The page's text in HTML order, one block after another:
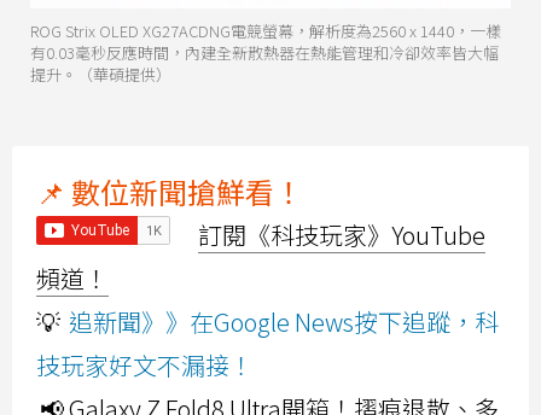
ROG Strix OLED XG27ACDNG電競螢幕，解析度為2560 x 1440，一樣
有0.03毫秒反應時間，內建全新散熱器在熱能管理和冷卻效率皆大幅
提升。（華碩提供）
📌 數位新聞搶鮮看！
訂閱《科技玩家》YouTube
頻道！
💡 追新聞》》在Google News按下追蹤，科
技玩家好文不漏接！